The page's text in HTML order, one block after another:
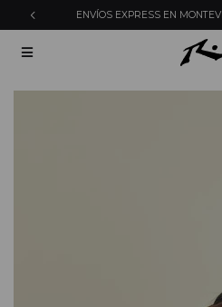
ENVÍOS EXPRESS EN
